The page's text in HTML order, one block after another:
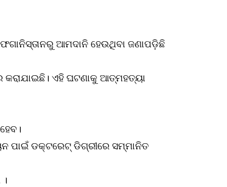
ଆମଦାନି ହେଉଥିବା ଜଣାପଡ଼ିଛି
କରାଯାଇଛି। ଏହି ଘଟଣାକୁ ଆତ୍ମହତ୍ୟା
ପାଇଁ ଡକ୍ଟରେଟ୍ ଡିଗ୍ରୀରେ ସମ୍ମାନିତ